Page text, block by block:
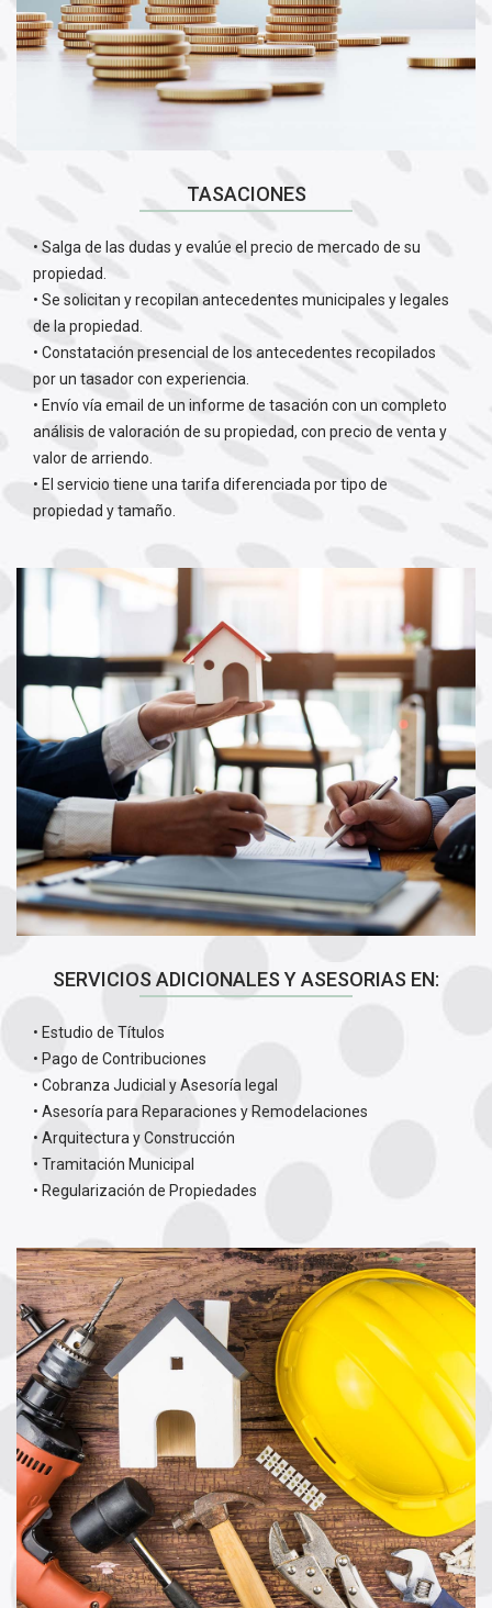
TASACIONES
• Salga de las dudas y evalúe el precio de mercado de su
propiedad.
• Se solicitan y recopilan antecedentes municipales y legales
de la propiedad.
• Constatación presencial de los antecedentes recopilados
por un tasador con experiencia.
• Envío vía email de un informe de tasación con un completo
análisis de valoración de su propiedad, con precio de venta y
valor de arriendo.
• El servicio tiene una tarifa diferenciada por tipo de
propiedad y tamaño.
SERVICIOS ADICIONALES Y ASESORIAS EN:
• Estudio de Títulos
• Pago de Contribuciones
• Cobranza Judicial y Asesoría legal
• Asesoría para Reparaciones y Remodelaciones
• Arquitectura y Construcción
• Tramitación Municipal
• Regularización de Propiedades